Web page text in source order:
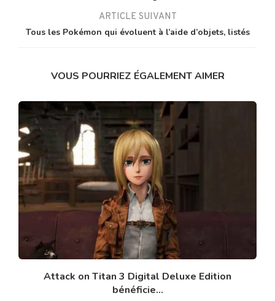
ARTICLE SUIVANT
Tous les Pokémon qui évoluent à l’aide d’objets, listés
VOUS POURRIEZ ÉGALEMENT AIMER
Attack on Titan 3 Digital Deluxe Edition
bénéficie...